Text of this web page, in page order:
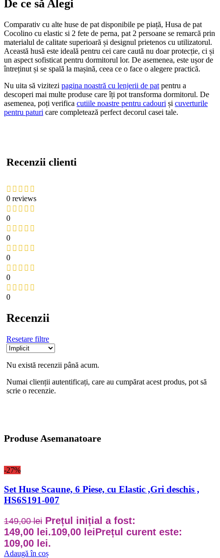
De ce să Alegi
Comparativ cu alte huse de pat disponibile pe piață, Husa de pat
Cocolino cu elastic si 2 fete de perna, pat 2 persoane se remarcă prin
materialul de calitate superioară și designul prietenos cu utilizatorul.
Această husă este ideală pentru cei care caută nu doar protecție, ci și
un aspect sofisticat pentru dormitorul lor. De asemenea, este ușor de
întreținut și se spală la mașină, ceea ce o face o alegere practică.
Nu uita să vizitezi pagina noastră cu lenjerii de pat pentru a
descoperi mai multe produse care îți pot transforma dormitorul. De
asemenea, poți verifica cutiile noastre pentru cadouri și cuverturile
pentru paturi care completează perfect decorul casei tale.
Recenzii clienti
0 reviews
0
0
0
0
0
Recenzii
Resetare filtre
Nu există recenzii până acum.
Numai clienții autentificați, care au cumpărat acest produs, pot să
scrie o recenzie.
Produse Asemanatoare
-27%
Set Huse Scaune, 6 Piese, cu Elastic ,Gri deschis ,
HS6S191-007
149,00lei Prețul inițial a fost:
149,00 lei.109,00 leiPrețul curent este:
109,00 lei.
Adaugă în coș